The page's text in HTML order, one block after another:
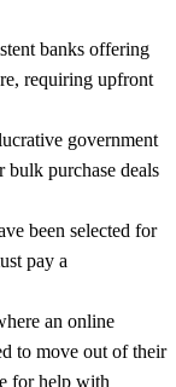
banks offering
requiring upfront
government
bulk purchase deals
been selected for
pay a
an online
to move out of their
for help with